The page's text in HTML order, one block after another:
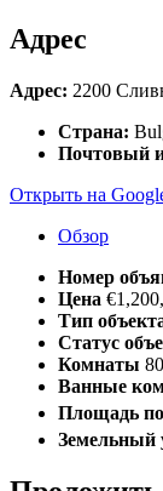
Адрес
Адрес: 2200
Страна:
Почтовый
Открыть на
Обзор
Номер
Цена
Тип
Статус
Комнаты 80
Ванные
Площадь
Земельный